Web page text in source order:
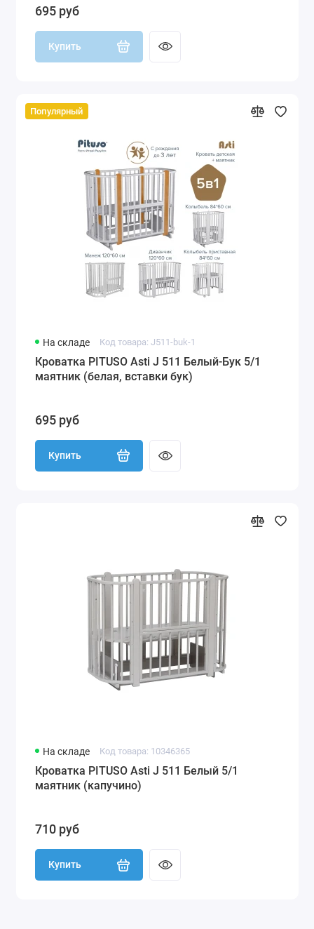
695 руб
Купить
Популярный
На складе Код товара: J511-buk-1
Кроватка PITUSO Asti J 511 Белый-Бук 5/1
маятник (белая, вставки бук)
695 руб
Купить
На складе Код товара: 10346365
Кроватка PITUSO Asti J 511 Белый 5/1
маятник (капучино)
710 руб
Купить